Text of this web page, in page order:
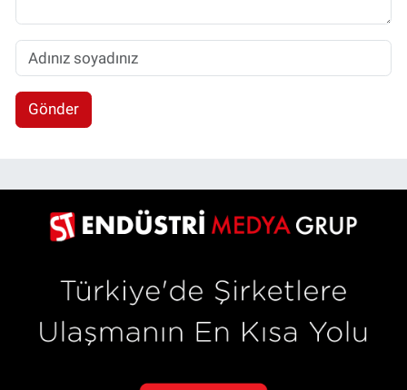
Gönder